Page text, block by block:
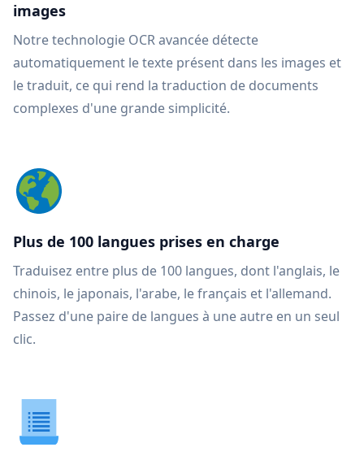
images
Notre technologie OCR avancée détecte
automatiquement le texte présent dans les images et
le traduit, ce qui rend la traduction de documents
complexes d'une grande simplicité.
Plus de 100 langues prises en charge
Traduisez entre plus de 100 langues, dont l'anglais, le
chinois, le japonais, l'arabe, le français et l'allemand.
Passez d'une paire de langues à une autre en un seul
clic.